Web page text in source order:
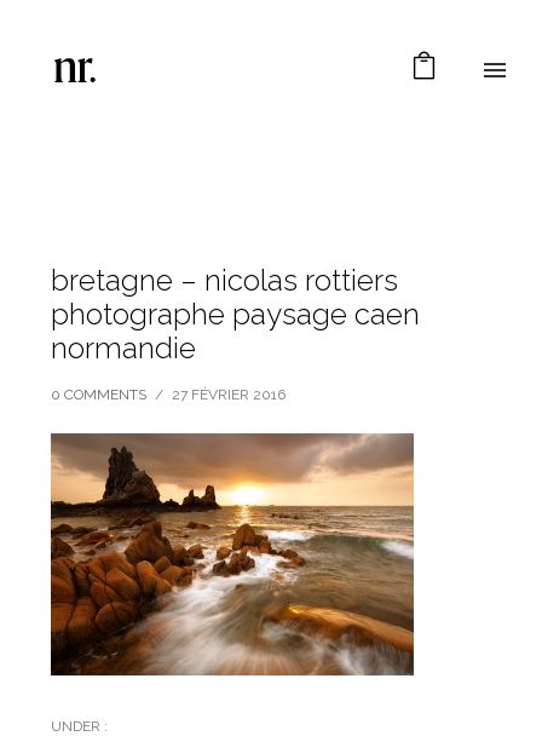
bretagne – nicolas rottiers
photographe paysage caen
normandie
0 COMMENTS / 27 FÉVRIER 2016
UNDER :